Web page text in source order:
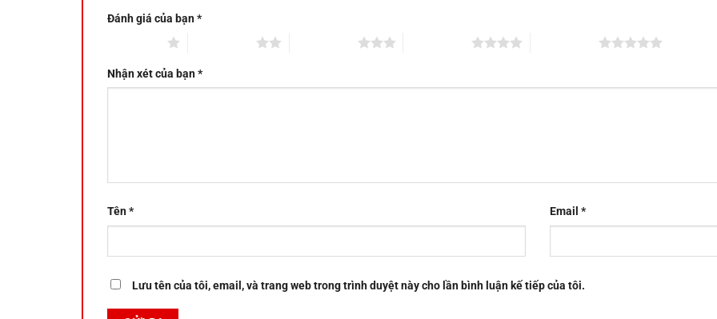
Đánh giá của bạn*
Nhận xét của bạn*
Tên* Email *
Lưu tên của tôi, email, và trang web trong trình duyệt này cho lần bình luận kế tiếp của tôi.